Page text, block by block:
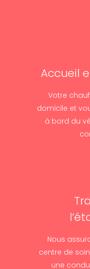
Accueil
Votre
domicile et
à bord du
Nous
centre de
une